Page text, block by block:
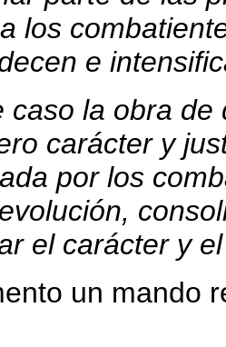
los
e
caso la obra
carácter y
por los
el carácter y
un mando